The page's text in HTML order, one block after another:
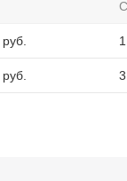
руб.
руб.